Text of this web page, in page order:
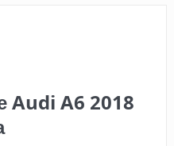
Audi A6 2018